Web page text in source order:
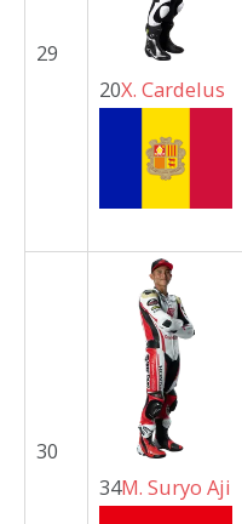
29
20X. Cardelus
30
34M. Suryo Aji